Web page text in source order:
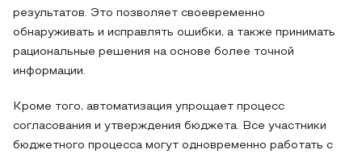
результатов. Это позволяет своевременно
обнаруживать и исправлять ошибки, а также принимать
рациональные решения на основе более точной
информации.
Кроме того, автоматизация упрощает процесс
согласования и утверждения бюджета. Все участники
бюджетного процесса могут одновременно работать с